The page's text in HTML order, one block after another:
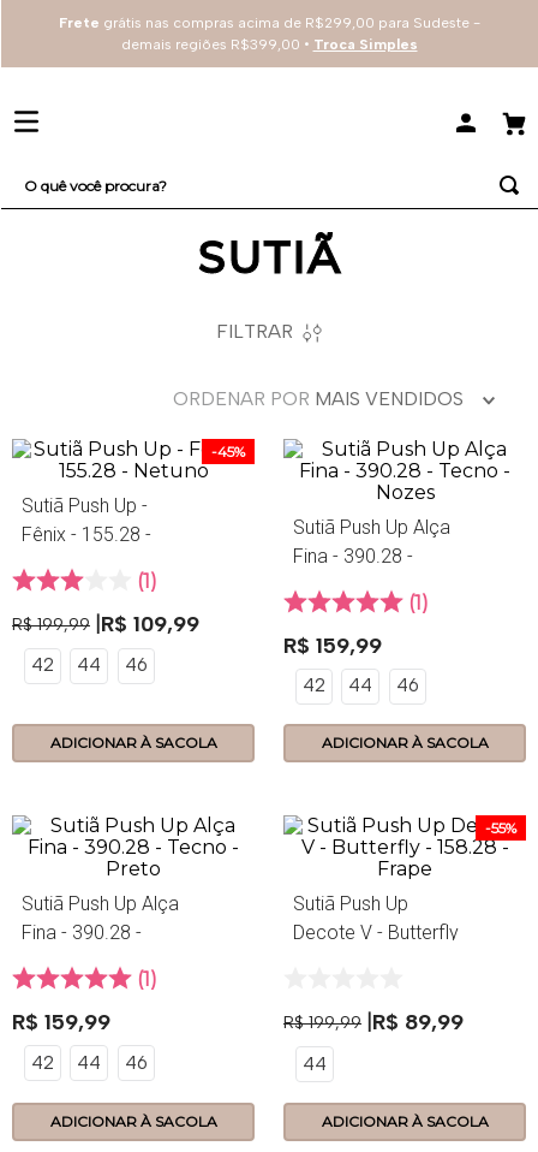
Frete grátis nas compras acima de R$299,00 para Sudeste -
demais regiões R$399,00 • Troca Simples
SUTIÃ
FILTRAR
ORDENAR POR MAIS VENDIDOS
-45%
Sutiã Push Up -
Fênix - 155.28 -
1
R$ 199,99 R$ 109,99
42 44 46
ADICIONAR À SACOLA
Sutiã Push Up Alça
Fina - 390.28 -
1
R$ 159,99
42 44 46
ADICIONAR À SACOLA
Sutiã Push Up Alça
Fina - 390.28 -
Tecno - Preto
1
R$ 159,99
42 44 46
ADICIONAR À SACOLA
-55%
Sutiã Push Up
Decote V - Butterfly
R$ 199,99 R$ 89,99
44
ADICIONAR À SACOLA
TERMOS MAIS BUSCADOS